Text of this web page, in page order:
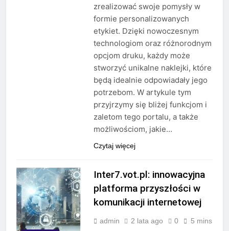
zrealizować swoje pomysły w
formie personalizowanych
etykiet. Dzięki nowoczesnym
technologiom oraz różnorodnym
opcjom druku, każdy może
stworzyć unikalne naklejki, które
będą idealnie odpowiadały jego
potrzebom. W artykule tym
przyjrzymy się bliżej funkcjom i
zaletom tego portalu, a także
możliwościom, jakie…
Czytaj więcej
Inter7.vot.pl: innowacyjna
platforma przyszłości w
komunikacji internetowej
admin 2 lata ago 0 5 mins